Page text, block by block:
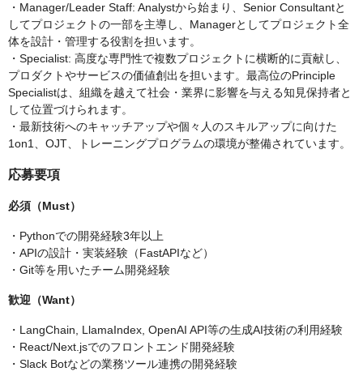
・Manager/Leader Staff: Analystから始まり、Senior Consultantと
してプロジェクトの一部を主導し、Managerとしてプロジェクト全
体を設計・管理する役割を担います。
・Specialist: 高度な専門性で複数プロジェクトに横断的に貢献し、
プロダクトやサービスの価値創出を担います。最高位のPrinciple
Specialistは、組織を越えて社会・業界に影響を与える知見保持者と
して位置づけられます。
・最新技術へのキャッチアップや個々人のスキルアップに向けた
1on1、OJT、トレーニングプログラムの環境が整備されています。
応募要項
必須（Must）
・Pythonでの開発経験3年以上
・APIの設計・実装経験（FastAPIなど）
・Git等を用いたチーム開発経験
歓迎（Want）
・LangChain, LlamaIndex, OpenAI API等の生成AI技術の利用経験
・React/Next.jsでのフロントエンド開発経験
・Slack Botなどの業務ツール連携の開発経験